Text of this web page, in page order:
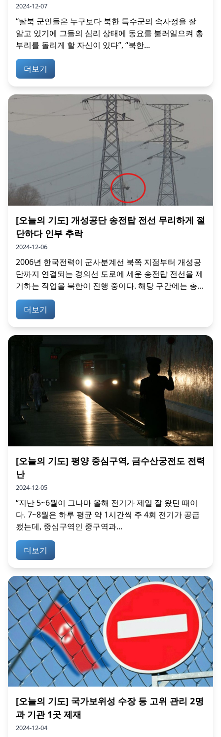
2024-12-07
“탈북 군인들은 누구보다 북한 특수군의 속사정을 잘
알고 있기에 그들의 심리 상태에 동요를 불러일으켜 총
부리를 돌리게 할 자신이 있다”, “북한...
더보기
[오늘의 기도] 개성공단 송전탑 전선 무리하게 절
단하다 인부 추락
2024-12-06
2006년 한국전력이 군사분계선 북쪽 지점부터 개성공
단까지 연결되는 경의선 도로에 세운 송전탑 전선을 제
거하는 작업을 북한이 진행 중이다. 해당 구간에는 총...
더보기
[오늘의 기도] 평양 중심구역, 금수산궁전도 전력
난
2024-12-05
“지난 5~6월이 그나마 올해 전기가 제일 잘 왔던 때이
다. 7~8월은 하루 평균 약 1시간씩 주 4회 전기가 공급
됐는데, 중심구역인 중구역과...
더보기
[오늘의 기도] 국가보위성 수장 등 고위 관리 2명
과 기관 1곳 제재
2024-12-04